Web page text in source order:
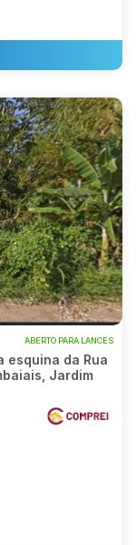
ABERTO PARA LANCES
esquina da Rua
Jardim